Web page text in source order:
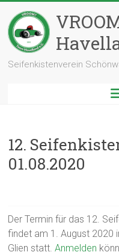
Inhalt
springen
Seifenkistenverein
12.
01.08.2020
Der Termin für das 12.
findet am 1. August 2020
Glien statt.Anmelden